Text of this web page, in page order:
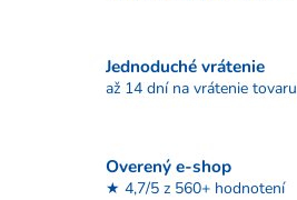
Jednoduché vrátenie
až 14 dní na vrátenie tovaru
Overený e-shop
★ 4,7/5 z 560+ hodnotení